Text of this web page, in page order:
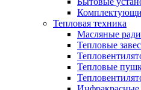
Тепловая техника
Масляные
Тепловые
Тепловые